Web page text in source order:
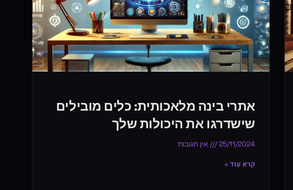
אתרי בינה מלאכותית: כלים מובילים
שישדרגו את היכולות שלך
25/11/2024 אין תגובות
קרא עוד »